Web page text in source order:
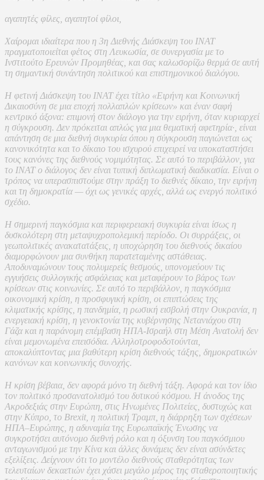
αγαπητές φίλες, αγαπητοί φίλοι,
Χαίρομαι ιδιαίτερα που η 3η Διεθνής Διάσκεψη του ΙΝΑΤ
πραγματοποιείται φέτος στη Λευκωσία, σε συνεργασία με το
Ινστιτούτο Ερευνών Προμηθέας, και σας καλωσορίζω θερμά σε αυτή
τη σημαντική συνάντηση πολιτικού και επιστημονικού διαλόγου.
Η φετινή Διάσκεψη του ΙΝΑΤ έχει τίτλο «Ειρήνη και Κοινωνική
Δικαιοσύνη σε μια εποχή πολλαπλών κρίσεων» και έναν σαφή
κεντρικό άξονα: επιμονή στον διάλογο για την ειρήνη, όταν κυριαρχεί
η σύγκρουση. Δεν πρόκειται απλώς για μια θεματική αφετηρία·, είναι
απάντηση σε μια διεθνή συγκυρία όπου η σύγκρουση παγιώνεται ως
κανονικότητα και το δίκαιο του ισχυρού επιχειρεί να υποκαταστήσει
τους κανόνες της διεθνούς νομιμότητας. Σε αυτό το περιβάλλον, για
το ΙΝΑΤ ο διάλογος δεν είναι τυπική διπλωματική διαδικασία. Είναι ο
τρόπος να υπερασπιστούμε στην πράξη το διεθνές δίκαιο, την ειρήνη
και τη δημοκρατία — όχι ως γενικές αρχές, αλλά ως ενεργό πολιτικό
σχέδιο.
Η σημερινή παγκόσμια και περιφερειακή συγκυρία είναι ίσως η
δυσκολότερη στη μεταψυχροπολεμική περίοδο. Οι συρράξεις, οι
γεωπολιτικές ανακατατάξεις, η υποχώρηση του διεθνούς δικαίου
διαμορφώνουν μια συνθήκη παρατεταμένης αστάθειας.
Αποδυναμώνουν τους πολυμερείς θεσμούς, υπονομεύουν τις
εγγυήσεις συλλογικής ασφάλειας και μεταφέρουν το βάρος των
κρίσεων στις κοινωνίες. Σε αυτό το περιβάλλον, η παγκόσμια
οικονομική κρίση, η προσφυγική κρίση, οι επιπτώσεις της
κλιματικής κρίσης, η πανδημία, η ρωσική εισβολή στην Ουκρανία, η
ενεργειακή κρίση, η γενοκτονία της κυβέρνησης Νετανιάχου στη
Γάζα και η παράνομη επέμβαση ΗΠΑ-Ισραήλ στη Μέση Ανατολή δεν
είναι μεμονωμένα επεισόδια. Αλληλοτροφοδοτούνται,
αποκαλύπτοντας μια βαθύτερη κρίση διεθνούς τάξης, δημοκρατικών
κανόνων και κοινωνικής συνοχής.
Η κρίση βέβαια, δεν αφορά μόνο τη διεθνή τάξη. Αφορά και τον ίδιο
τον πολιτικό προσανατολισμό του δυτικού κόσμου. Η άνοδος της
Ακροδεξιάς στην Ευρώπη, στις Ηνωμένες Πολιτείες, δυστυχώς και
στην Κύπρο, το Brexit, η πολιτική Τραμπ, η διάρρηξη των σχέσεων
ΗΠΑ–Ευρώπης, η αδυναμία της Ευρωπαϊκής Ένωσης να
συγκροτήσει αυτόνομο διεθνή ρόλο και η όξυνση του παγκόσμιου
ανταγωνισμού με την Κίνα και άλλες δυνάμεις δεν είναι ασύνδετες
εξελίξεις. Δείχνουν ότι το μοντέλο διεθνούς σταθερότητας των
τελευταίων δεκαετιών έχει χάσει μεγάλο μέρος της σταθεροποιητικής